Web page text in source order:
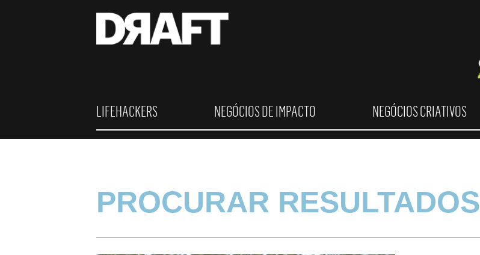
LIFEHACKERS NEGÓCIOS DE IMPACTO NEGÓCIOS CRIATIVOS
PROCURAR RESULTADOS